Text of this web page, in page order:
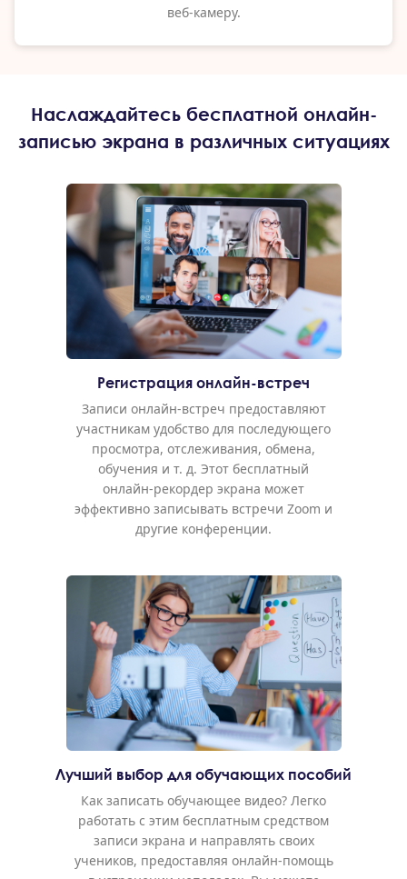
веб-камеру.
Наслаждайтесь бесплатной онлайн-
записью экрана в различных ситуациях
Регистрация онлайн-встреч
Записи онлайн-встреч предоставляют
участникам удобство для последующего
просмотра, отслеживания, обмена,
обучения и т. д. Этот бесплатный
онлайн-рекордер экрана может
эффективно записывать встречи Zoom и
другие конференции.
Лучший выбор для обучающих пособий
Как записать обучающее видео? Легко
работать с этим бесплатным средством
записи экрана и направлять своих
учеников, предоставляя онлайн-помощь